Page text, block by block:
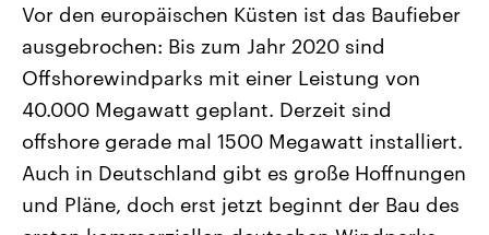
Landtagswahl Sachsen-Anhalt
2026
Alle Informationen
Sachsen-Anhalt wählt am 6.
September 2026 einen neuen
Landtag. Seit 2021 wird das
USA
Aktuelle Beiträge,
Hintergründe
Wirtschaftlich und
gehören die Vereinigten
den mächtigsten Ländern
Vor den europäischen Küsten ist das Baufieber
ausgebrochen: Bis zum Jahr 2020 sind
Offshorewindparks mit einer Leistung von
40.000 Megawatt geplant. Derzeit sind
offshore gerade mal 1500 Megawatt installiert.
Auch in Deutschland gibt es große Hoffnungen
und Pläne, doch erst jetzt beginnt der Bau des